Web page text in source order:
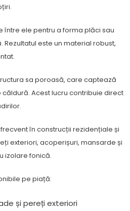
între ele pentru a forma plăci sau
este un material robust,
sa poroasă, care captează
Acest lucru contribuie direct
în construcții rezidențiale și
exteriori, acoperișuri, mansarde și
izolare fonică.
pe piață:
și pereți exteriori